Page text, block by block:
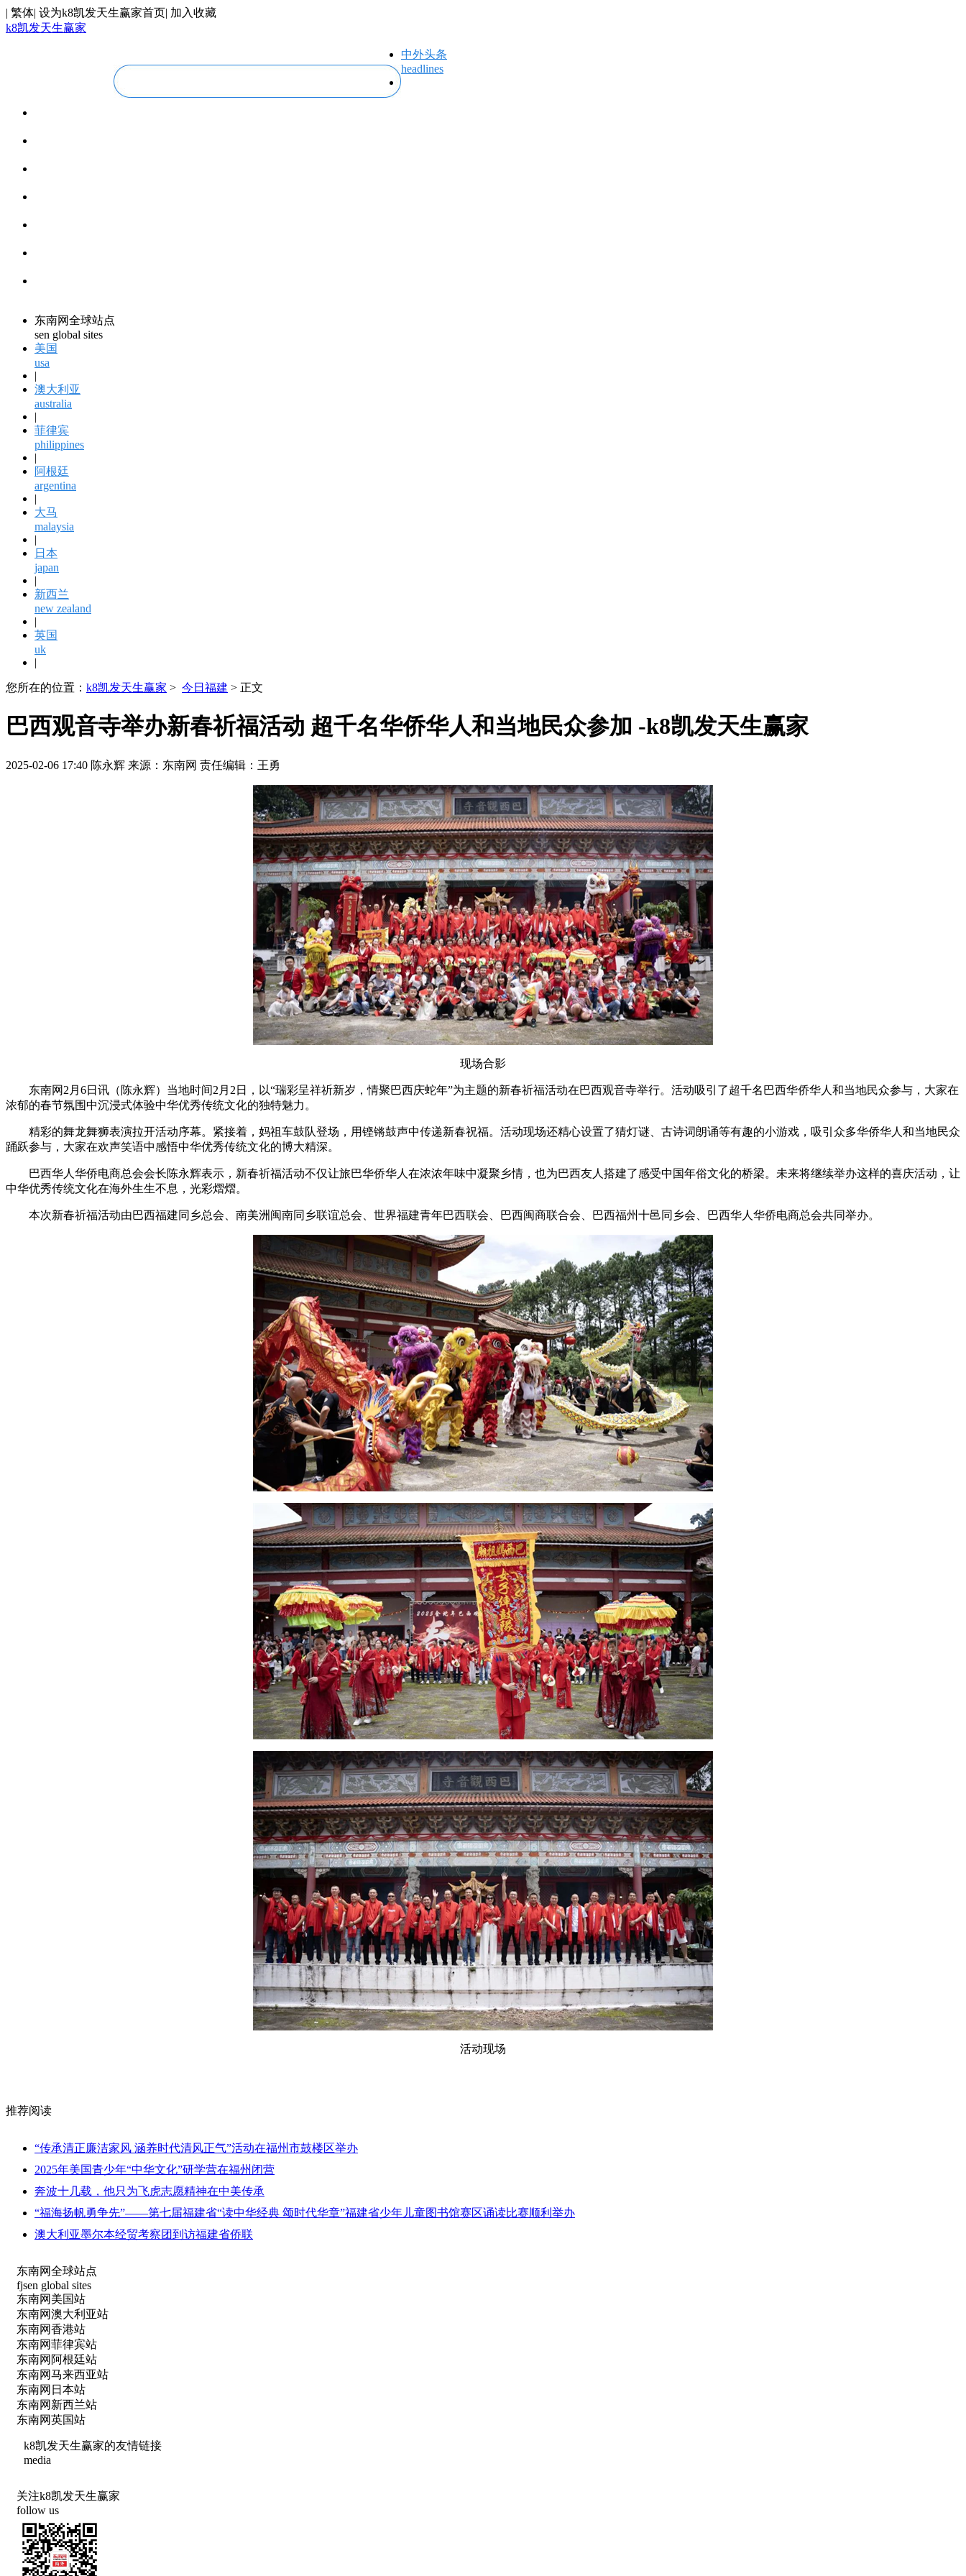
| 繁体| 设为k8凯发天生赢家首页| 加入收藏
k8凯发天生赢家
中外头条
headlines
东南网全球站点
sen global sites
美国
usa
|
澳大利亚
australia
|
菲律宾
philippines
|
阿根廷
argentina
|
大马
malaysia
|
日本
japan
|
新西兰
new zealand
|
英国
uk
|
您所在的位置： k8凯发天生赢家 > 今日福建 > 正文
巴西观音寺举办新春祈福活动 超千名华侨华人和当地民众参加 -k8凯发天生赢家
2025-02-06 17:40 陈永辉 来源：东南网 责任编辑：王勇
现场合影
东南网2月6日讯（陈永辉）当地时间2月2日，以“瑞彩呈祥祈新岁，情聚巴西庆蛇年”为主题的新春祈福活动在巴西观音寺举行。活动吸引了超千名巴西华侨华人和当地民众参与，大家在
浓郁的春节氛围中沉浸式体验中华优秀传统文化的独特魅力。
精彩的舞龙舞狮表演拉开活动序幕。紧接着，妈祖车鼓队登场，用铿锵鼓声中传递新春祝福。活动现场还精心设置了猜灯谜、古诗词朗诵等有趣的小游戏，吸引众多华侨华人和当地民众
踊跃参与，大家在欢声笑语中感悟中华优秀传统文化的博大精深。
巴西华人华侨电商总会会长陈永辉表示，新春祈福活动不仅让旅巴华侨华人在浓浓年味中凝聚乡情，也为巴西友人搭建了感受中国年俗文化的桥梁。未来将继续举办这样的喜庆活动，让
中华优秀传统文化在海外生生不息，光彩熠熠。
本次新春祈福活动由巴西福建同乡总会、南美洲闽南同乡联谊总会、世界福建青年巴西联会、巴西闽商联合会、巴西福州十邑同乡会、巴西华人华侨电商总会共同举办。
活动现场
推荐阅读
“传承清正廉洁家风 涵养时代清风正气”活动在福州市鼓楼区举办
2025年美国青少年“中华文化”研学营在福州闭营
奔波十几载，他只为飞虎志愿精神在中美传承
“福海扬帆勇争先”——第七届福建省“读中华经典 颂时代华章”福建省少年儿童图书馆赛区诵读比赛顺利举办
澳大利亚墨尔本经贸考察团到访福建省侨联
东南网全球站点
fjsen global sites
东南网美国站
东南网澳大利亚站
东南网香港站
东南网菲律宾站
东南网阿根廷站
东南网马来西亚站
东南网日本站
东南网新西兰站
东南网英国站
k8凯发天生赢家的友情链接
media
关注k8凯发天生赢家
follow us